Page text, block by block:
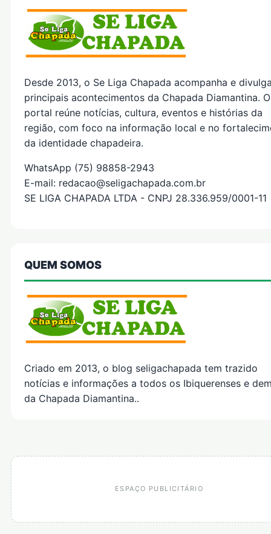
Desde 2013, o Se Liga Chapada acompanha e
principais acontecimentos da Chapada Diamantina. O
portal reúne notícias, cultura, eventos e histórias da
região, com foco na informação local e no
da identidade chapadeira.
WhatsApp (75) 98858-2943
E-mail: redacao@seligachapada.com.br
SE LIGA CHAPADA LTDA - CNPJ 28.336.959/0001-11
QUEM SOMOS
Criado em 2013, o blog seligachapada tem trazido
notícias e informações a todos os Ibiquerenses e
da Chapada Diamantina..
ESPAÇO PUBLICITÁRIO